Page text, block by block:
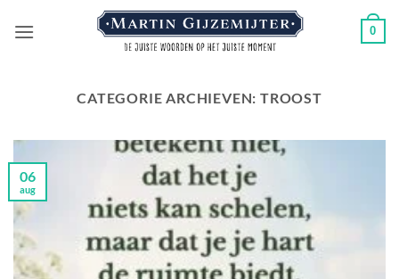
naar
0
CATEGORIE ARCHIEVEN: TROOST
06
aug